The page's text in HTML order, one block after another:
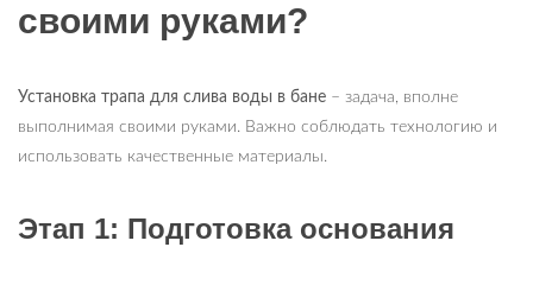
своими руками?
Установка трапа для слива воды в бане – задача, вполне
выполнимая своими руками. Важно соблюдать технологию и
использовать качественные материалы.
Этап 1: Подготовка основания